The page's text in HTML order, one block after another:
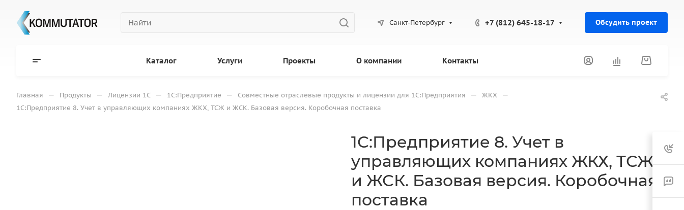
Санкт-Петербург +7 (812) 645-18-17 Обсудить проект
Каталог Услуги Проекты О компании Контакты
Главная — Продукты — Лицензии 1С — 1С:Предприятие — Совместные отраслевые продукты и лицензии для 1С:Предприятия — ЖКХ —
1С:Предприятие 8. Учет в управляющих компаниях ЖКХ, ТСЖ и ЖСК. Базовая версия. Коробочная поставка
1С:Предприятие 8. Учет в
управляющих компаниях ЖКХ, ТСЖ
и ЖСК. Базовая версия. Коробочная
поставка